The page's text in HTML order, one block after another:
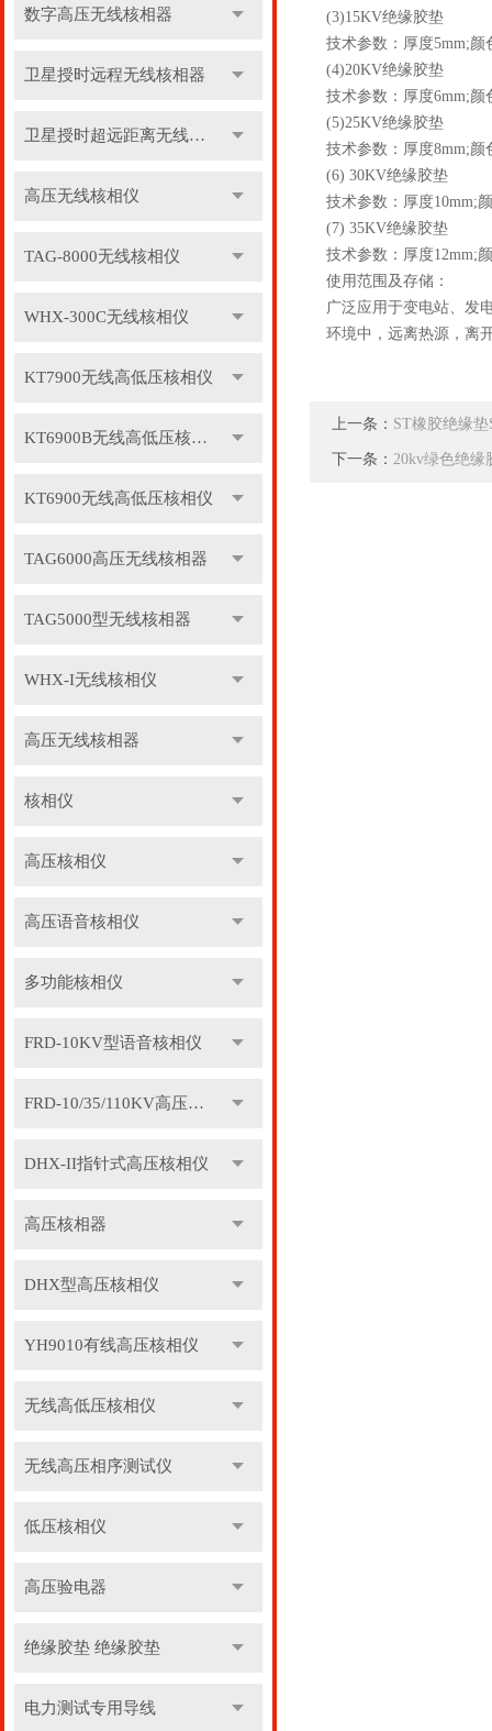
数字高压无线核相器
卫星授时远程无线核相器
卫星授时超远距离无线核相器
高压无线核相仪
TAG-8000无线核相仪
WHX-300C无线核相仪
KT7900无线高低压核相仪
KT6900B无线高低压核相仪
KT6900无线高低压核相仪
TAG6000高压无线核相器
TAG5000型无线核相器
WHX-I无线核相仪
高压无线核相器
核相仪
高压核相仪
高压语音核相仪
多功能核相仪
FRD-10KV型语音核相仪
FRD-10/35/110KV高压语音核相器
DHX-II指针式高压核相仪
高压核相器
DHX型高压核相仪
YH9010有线高压核相仪
无线高低压核相仪
无线高压相序测试仪
低压核相仪
高压验电器
绝缘胶垫 绝缘胶垫
电力测试专用导线
(3)15KV绝缘胶垫
技术参数：厚度5mm;颜
(4)20KV绝缘胶垫
技术参数：厚度6mm;颜
(5)25KV绝缘胶垫
技术参数：厚度8mm;颜
(6) 30KV绝缘胶垫
技术参数：厚度10mm;
(7) 35KV绝缘胶垫
技术参数：厚度12mm;
使用范围及存储：
广泛应用于变电站、发
环境中，远离热源，离
上一条： ST橡胶绝缘
下一条： 20kv绿色绝缘